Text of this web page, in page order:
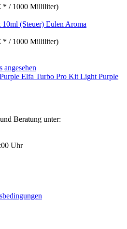
* / 1000 Milliliter)
Eulen Aroma
* / 1000 Milliliter)
angesehen
Elfa Turbo Pro Kit Light Purple
Beratung unter:
Uhr